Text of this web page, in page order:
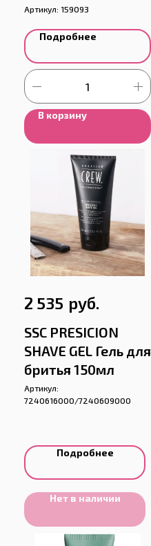
Артикул: 159093
Подробнее
В корзину
2 535 руб.
SSC PRESICION
SHAVE GEL Гель для
бритья 150мл
Артикул:
7240616000/7240609000
Подробнее
Нет в наличии